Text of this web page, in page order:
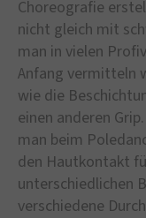
Choreografie
nicht gleich mit
man in vielen
Anfang vermitteln
wie die
einen anderen
man beim
den Hautkontakt
unterschiedlichen
verschiedene